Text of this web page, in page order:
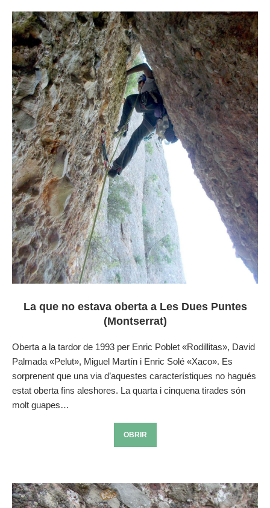
La que no estava oberta a Les Dues Puntes
(Montserrat)
Oberta a la tardor de 1993 per Enric Poblet «Rodillitas», David
Palmada «Pelut», Miguel Martín i Enric Solé «Xaco». Es
sorprenent que una via d’aquestes característiques no hagués
estat oberta fins aleshores. La quarta i cinquena tirades són
molt guapes…
OBRIR